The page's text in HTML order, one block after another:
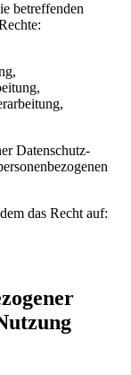
betreffenden
Datenschutz-
das Recht auf: